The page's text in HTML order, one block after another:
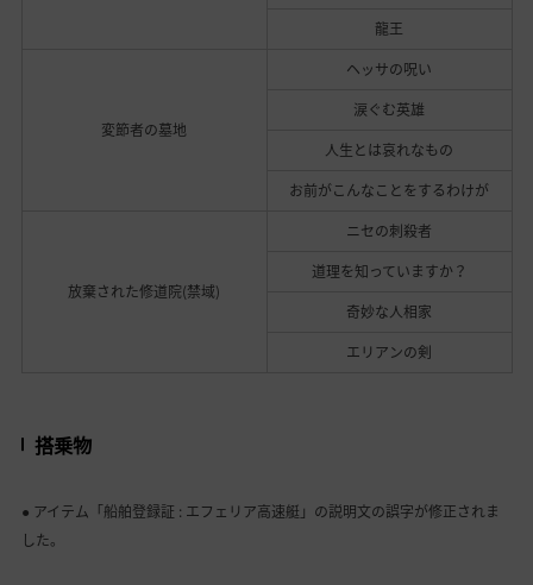
龍王
変節者の墓地
ヘッサの呪い
涙ぐむ英雄
人生とは哀れなもの
お前がこんなことをするわけが
放棄された修道院(禁域)
ニセの刺殺者
道理を知っていますか？
奇妙な人相家
エリアンの剣
搭乗物
● アイテム「船舶登録証 : エフェリア高速艇」の説明文の誤字が修正されま
した。